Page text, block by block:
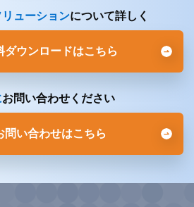
ューションについて詳しく
ダウンロードはこちら
お問い合わせください
問い合わせはこちら